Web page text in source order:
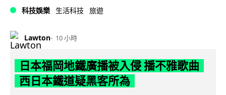
科技娛樂 生活科技 旅遊
Lawton 10 小時
日本福岡地鐵廣播被入侵 播不雅歌曲
西日本鐵道疑黑客所為